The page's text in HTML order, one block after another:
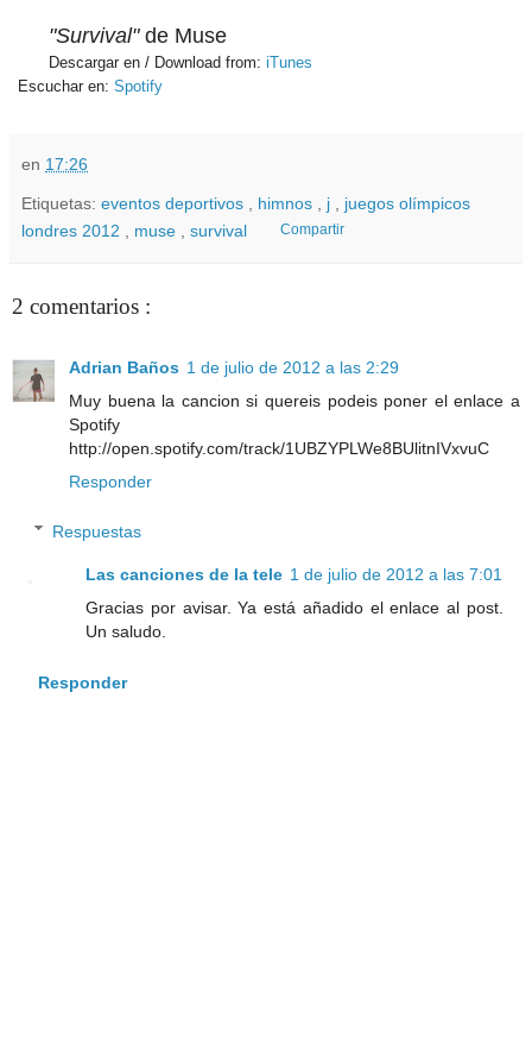
"Survival"de Muse
Descargar en / Download from: iTunes
Escuchar en: Spotify
en 17:26
Etiquetas: eventos deportivos himnos j
juegos olímpicos
londres 2012
muse survival Compartir
2 comentarios :
Adrian Baños 1 de julio de 2012 a las 2:29
Muy buena la cancion si quereis podeis poner el enlace a
Spotify
http://open.spotify.com/track/1UBZYPLWe8BUlitnIVxvuC
Responder
Respuestas
Las canciones de la tele 1 de julio de 2012 a las 7:01
Gracias por avisar. Ya está añadido el enlace al post.
Un saludo.
Responder